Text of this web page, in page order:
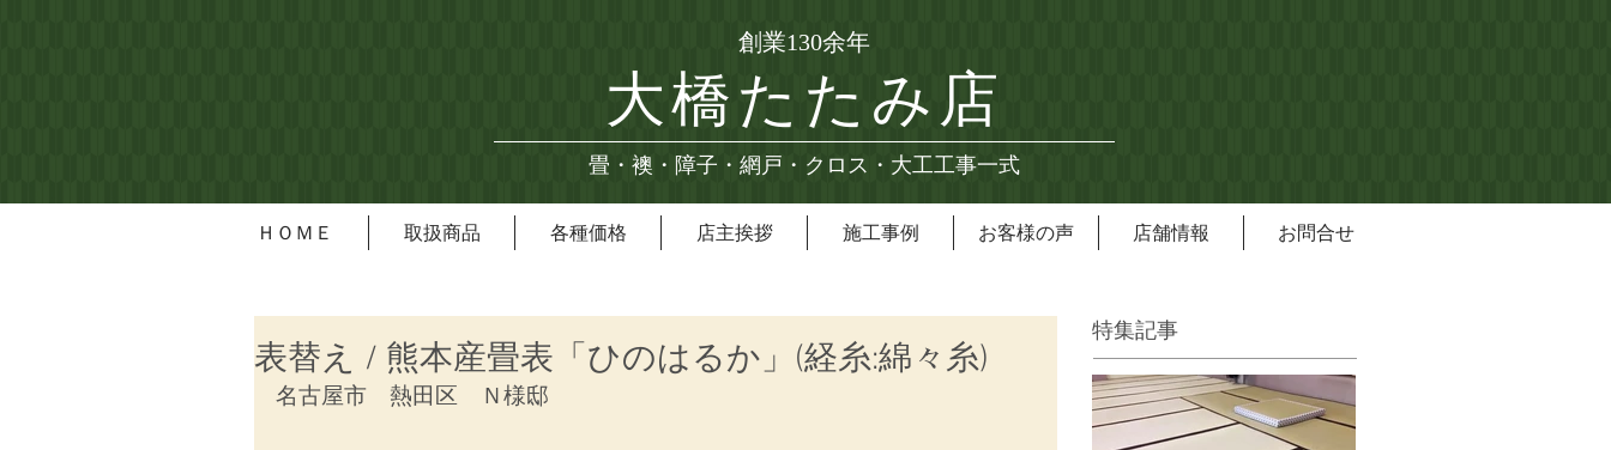
創業130余年
大橋たたみ店
畳・襖・障子・網戸・クロス・大工工事一式
ＨＯＭＥ 取扱商品 各種価格 店主挨拶 施工事例 お客様の声 店舗情報 お問合せ
表替え / 熊本産畳表「ひのはるか」(経糸:綿々糸)
名古屋市　熱田区　Ｎ様邸
特集記事